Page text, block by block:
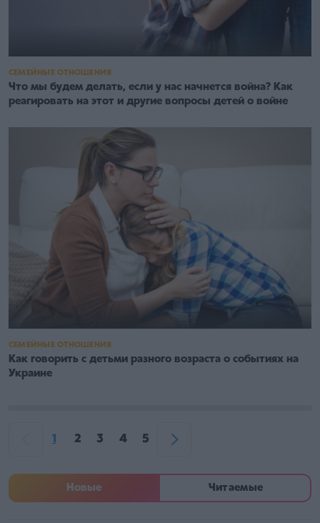
СЕМЕЙНЫЕ ОТНОШЕНИЯ
Что мы будем делать, если у нас начнется война? Как
реагировать на этот и другие вопросы детей о войне
СЕМЕЙНЫЕ ОТНОШЕНИЯ
Как говорить с детьми разного возраста о событиях на
Украине
1 2 3 4 5
Новые Читаемые